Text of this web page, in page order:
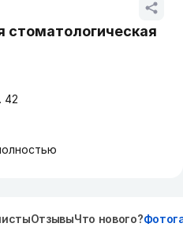
стоматологическая
42
ОтзывыЧто нового?